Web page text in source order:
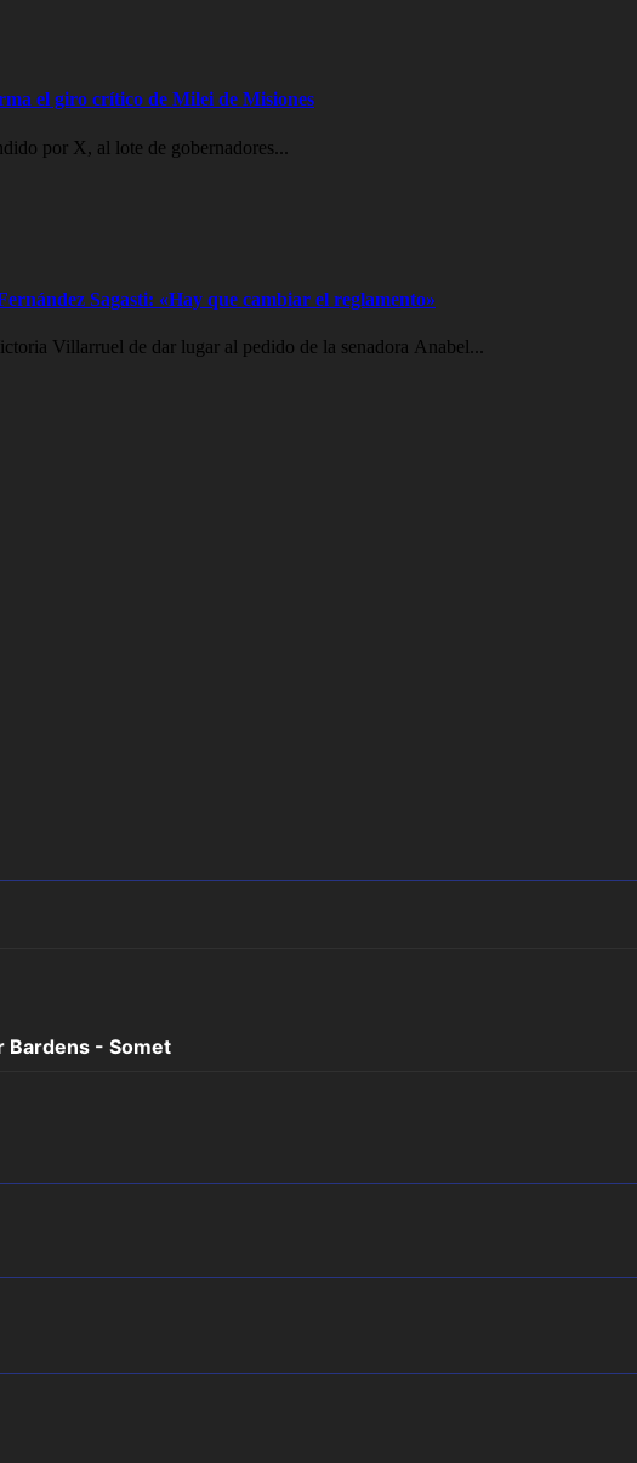
el giro crítico de Milei de Misiones
por X, al lote de gobernadores...
Sagasti: «Hay que cambiar el reglamento»
Villarruel de dar lugar al pedido de la senadora Anabel...